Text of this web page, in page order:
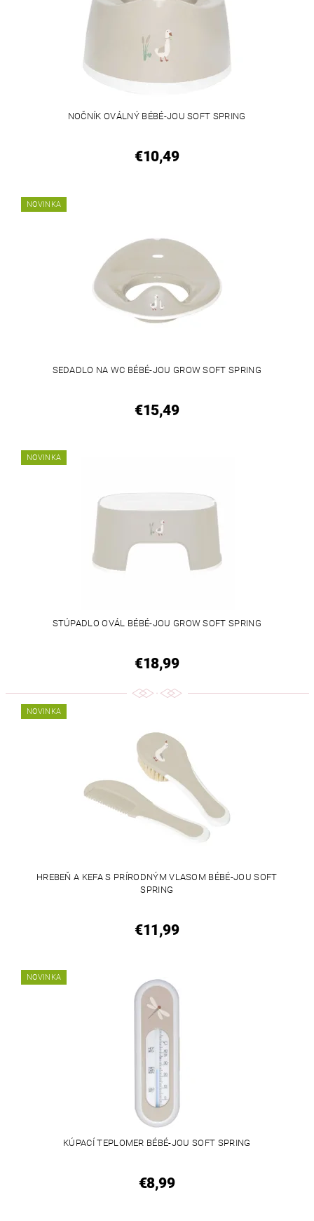
NOČNÍK OVÁLNÝ BÉBÉ-JOU SOFT SPRING
€10,49
NOVINKA
SEDADLO NA WC BÉBÉ-JOU GROW SOFT SPRING
€15,49
NOVINKA
STÚPADLO OVÁL BÉBÉ-JOU GROW SOFT SPRING
€18,99
NOVINKA
HREBEŇ A KEFA S PRÍRODNÝM VLASOM BÉBÉ-JOU SOFT
SPRING
€11,99
NOVINKA
KÚPACÍ TEPLOMER BÉBÉ-JOU SOFT SPRING
€8,99